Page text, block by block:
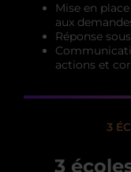
Mise en
aux
Réponse
actions et
3
3